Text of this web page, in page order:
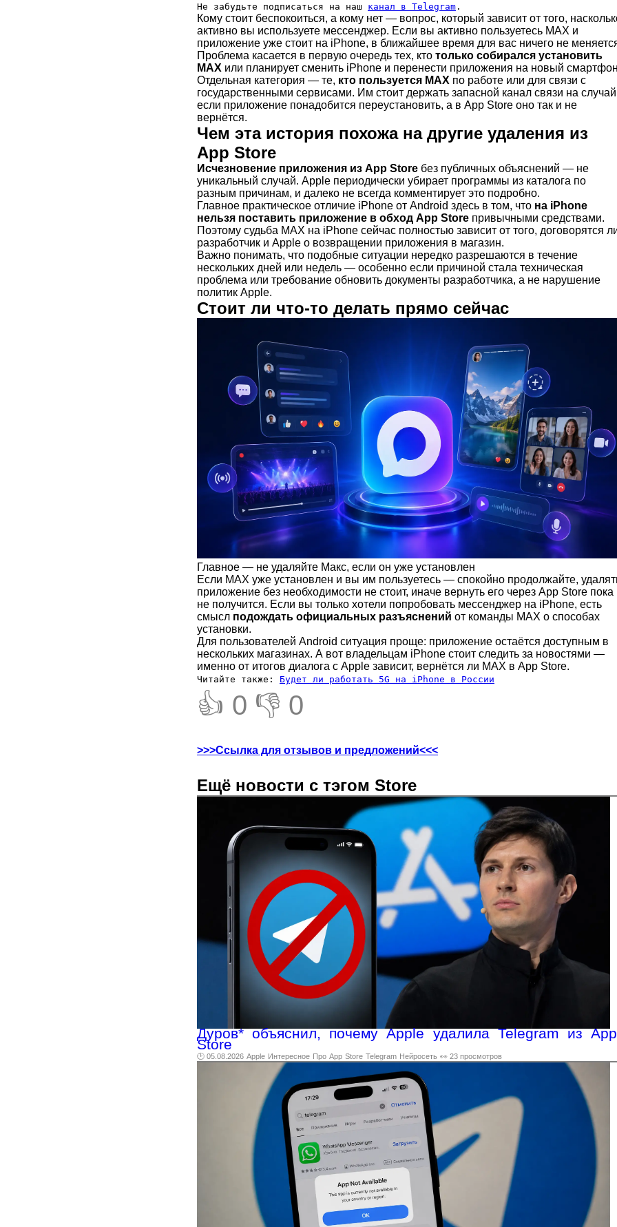
Не забудьте подписаться на наш канал в Telegram .
Кому стоит беспокоиться, а кому нет — вопрос, который зависит от того,
активно вы используете мессенджер. Если вы активно пользуетесь MAX и
приложение уже стоит на iPhone, в ближайшее время для вас ничего не
Проблема касается в первую очередь тех, кто только собирался установить
MAX или планирует сменить iPhone и перенести приложения на новый
Отдельная категория — те, кто пользуется MAX по работе или для связи с
государственными сервисами. Им стоит держать запасной канал связи на
если приложение понадобится переустановить, а в App Store оно так и не
вернётся.
Чем эта история похожа на другие удаления из
App Store
Исчезновение приложения из App Store без публичных объяснений — не
уникальный случай. Apple периодически убирает программы из каталога по
разным причинам, и далеко не всегда комментирует это подробно.
Главное практическое отличие iPhone от Android здесь в том, что на iPhone
нельзя поставить приложение в обход App Store привычными средствами.
Поэтому судьба MAX на iPhone сейчас полностью зависит от того, договорятся
разработчик и Apple о возвращении приложения в магазин.
Важно понимать, что подобные ситуации нередко разрешаются в течение
нескольких дней или недель — особенно если причиной стала техническая
проблема или требование обновить документы разработчика, а не нарушение
политик Apple.
Стоит ли что-то делать прямо сейчас
Главное — не удаляйте Макс, если он уже установлен
Если MAX уже установлен и вы им пользуетесь — спокойно продолжайте,
приложение без необходимости не стоит, иначе вернуть его через App Store пока
не получится. Если вы только хотели попробовать мессенджер на iPhone, есть
смысл подождать официальных разъяснений от команды MAX о способах
установки.
Для пользователей Android ситуация проще: приложение остаётся доступным в
нескольких магазинах. А вот владельцам iPhone стоит следить за новостями —
именно от итогов диалога с Apple зависит, вернётся ли MAX в App Store.
Читайте также: Будет ли работать 5G на iPhone в России
👍 0 👎 0
>>>Ссылка для отзывов и предложений<<<
Ещё новости с тэгом Store
Дуров* объяснил, почему Apple удалила Telegram из App
Store
🕑 05.08.2026 Apple Интересное Про App Store Telegram Нейросеть 👀 23 просмотров